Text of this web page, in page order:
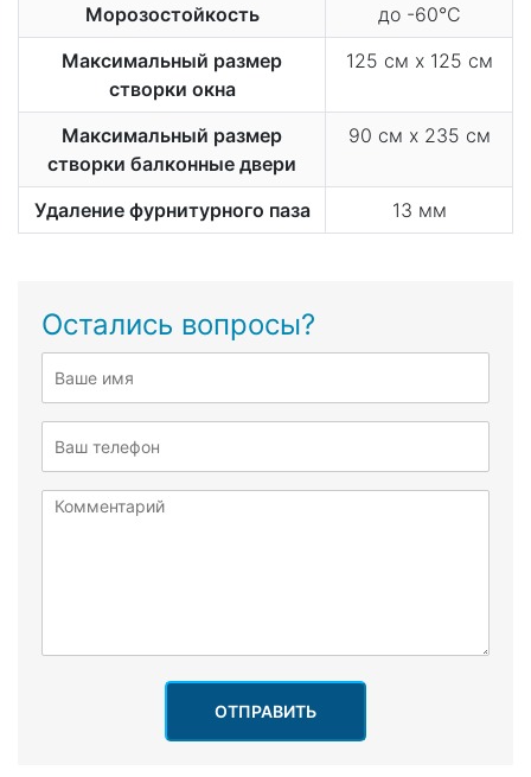
Морозостойкость
до -60°С
Максимальный размер
створки окна
125 см х 125 см
Максимальный размер
створки балконные двери
90 см х 235 см
Удаление фурнитурного паза 13 мм
Остались вопросы?
ОТПРАВИТЬ